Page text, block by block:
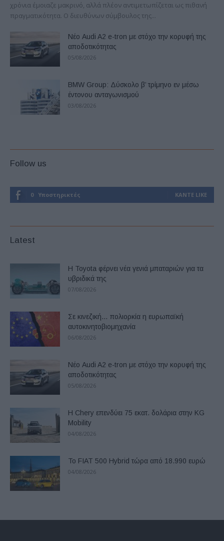
χρόνια έμοιαζε μακρινό, αλλά πλέον αντιμετωπίζεται ως πιθανή
πραγματικότητα. Ο διευθύνων σύμβουλος της...
Νέο Audi A2 e-tron με στόχο την κορυφή της
αποδοτικότητας
05/08/2026
BMW Group: Δύσκολο β’ τρίμηνο εν μέσω
έντονου ανταγωνισμού
03/08/2026
Follow us
0 Υποστηρικτές ΚΆΝΤΕ LIKE
Latest
Η Toyota φέρνει νέα γενιά μπαταριών για τα
υβριδικά της
07/08/2026
Σε κινεζική… πολιορκία η ευρωπαϊκή
αυτοκινητοβιομηχανία
06/08/2026
Νέο Audi A2 e-tron με στόχο την κορυφή της
αποδοτικότητας
05/08/2026
Η Chery επενδύει 75 εκατ. δολάρια στην KG
Mobility
04/08/2026
Το FIAT 500 Hybrid τώρα από 18.990 ευρώ
04/08/2026